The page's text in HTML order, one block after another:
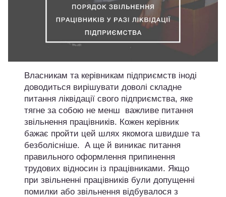
Власникам та керівникам підприємств іноді
доводиться вирішувати доволі складне
питання ліквідації свого підприємства, яке
тягне за собою не менш важливе питання
звільнення працівників. Кожен керівник
бажає пройти цей шлях якомога швидше та
безболісніше. А ще й виникає питання
правильного оформлення припинення
трудових відносин із працівниками. Якщо
при звільненні працівників були допущенні
помилки або звільнення відбувалося з